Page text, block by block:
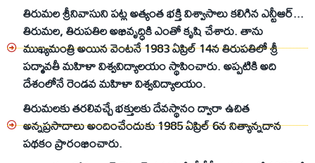
తిరుమల శ్రీనివాసుని పట్ల అత్యంత భక్తి విశ్వాసాలు కలిగిన ఎన్టీఆర్...
తిరుమల, తిరుపతిల అభివృద్ధికి ఎంతో కృషి చేశారు. తాను
ముఖ్యమంత్రి అయిన వెంటనే 1983 ఏప్రిల్‌ 14న తిరుపతిలో శ్రీ
పద్మావతీ మహిళా విశ్వవిద్యాలయం స్థాపించారు. అప్పటికి అది
దేశంలోనే రెండవ మహిళా విశ్వవిద్యాలయం.
తిరుమలకు తరలివచ్చే భక్తులకు దేవస్థానం ద్వారా ఉచిత
అన్నప్రసాదాలు అందించేందుకు 1985 ఏప్రిల్‌ 6న నిత్యాన్నదాన
పథకం ప్రారంభించారు.